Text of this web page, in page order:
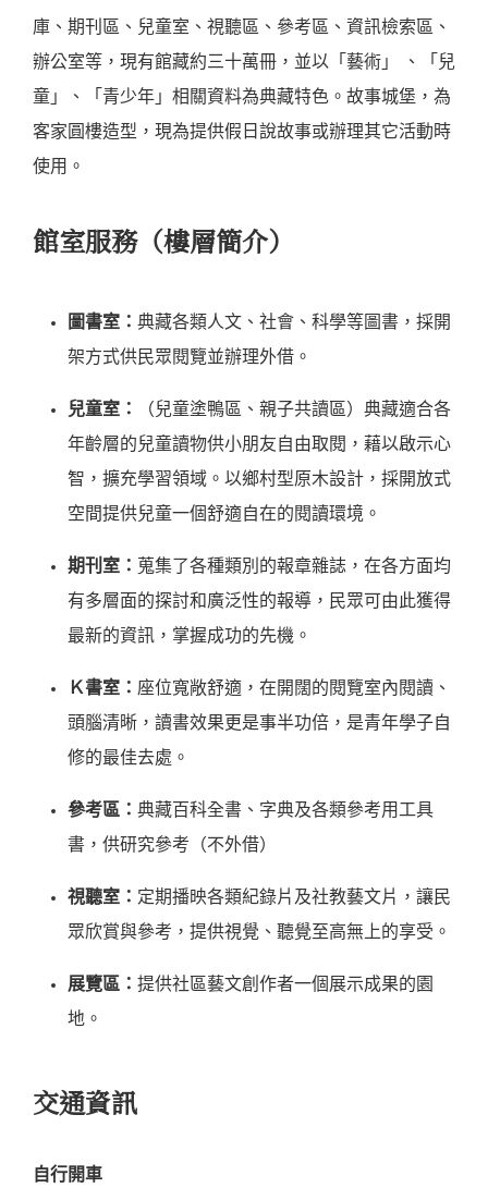
庫、期刊區、兒童室、視聽區、參考區、資訊檢索區、
辦公室等，現有館藏約三十萬冊，並以「藝術」 、「兒
童」、「青少年」相關資料為典藏特色。故事城堡，為
客家圓樓造型，現為提供假日說故事或辦理其它活動時
使用。
館室服務（樓層簡介）
圖書室： 典藏各類人文、社會、科學等圖書，採開
架方式供民眾閱覽並辦理外借。
兒童室：
（兒童塗鴨區、親子共讀區）典藏適合各
年齡層的兒童讀物供小朋友自由取閱，藉以啟示心
智，擴充學習領域。以鄉村型原木設計，採開放式
空間提供兒童一個舒適自在的閱讀環境。
期刊室： 蒐集了各種類別的報章雜誌，在各方面均
有多層面的探討和廣泛性的報導，民眾可由此獲得
最新的資訊，掌握成功的先機。
Ｋ書室： 座位寬敞舒適，在開闊的閱覽室內閱讀、
頭腦清晰，讀書效果更是事半功倍，是青年學子自
修的最佳去處。
參考區： 典藏百科全書、字典及各類參考用工具
書，供研究參考（不外借）
視聽室： 定期播映各類紀錄片及社教藝文片，讓民
眾欣賞與參考，提供視覺、聽覺至高無上的享受。
展覽區： 提供社區藝文創作者一個展示成果的園
地。
交通資訊
自行開車